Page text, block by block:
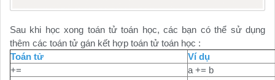
Sau khi học xong toán tử toán học, các bạn có thể sử dụng
thêm các toán tử gán kết hợp toán tử toán học :
Toán tử
Ví dụ
+=
a += b